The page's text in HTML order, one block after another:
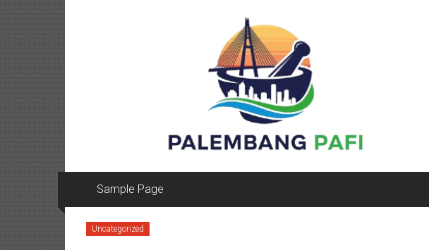
Sample Page
Uncategorized